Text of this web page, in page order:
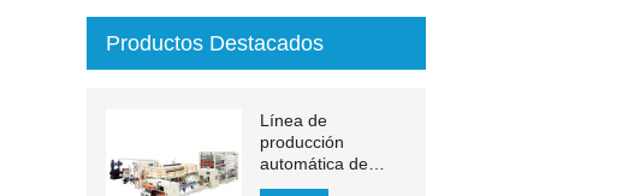
Productos Destacados
Línea de
producción
automática de
toallas de mano de